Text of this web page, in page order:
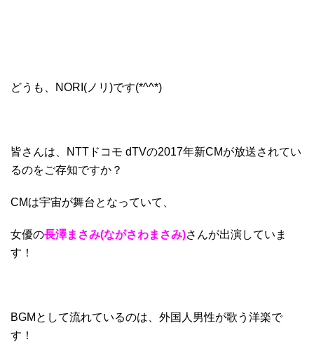
どうも、NORI(ノリ)です(*^^*)
皆さんは、NTTドコモ dTVの2017年新CMが放送されてい
るのをご存知ですか？
CMは宇宙が舞台となっていて、
女優の長澤まさみ(ながさわまさみ)さんが出演していま
す！
BGMとして流れているのは、外国人男性が歌う洋楽で
す！